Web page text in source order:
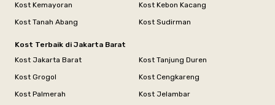
Kost Kemayoran
Kost Kebon Kacang
Kost Tanah Abang
Kost Sudirman
Kost Terbaik di Jakarta Barat
Kost Jakarta Barat
Kost Tanjung Duren
Kost Grogol
Kost Cengkareng
Kost Palmerah
Kost Jelambar